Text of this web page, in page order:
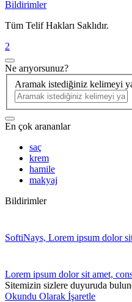
Bildirimler
Tüm Telif Hakları Saklıdır.
2
Ne arıyorsunuz?
Aramak istediğiniz kelimeyi
En çok arananlar
saç
krem
hamile
makyaj
Bildirimler
SoftiNays, Lorem ipsum dolor
Lorem ipsum dolor sit amet,
Sitemizin sizlere duyuruda
Okundu Olarak İşaretle